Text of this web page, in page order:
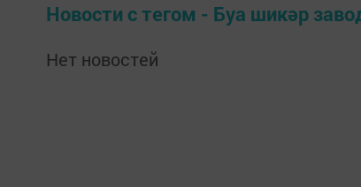
Новости с тегом - Буа шикәр
Нет новостей